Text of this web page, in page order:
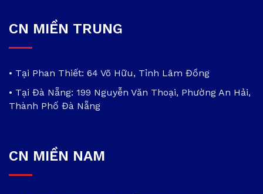
CN MIỀN TRUNG
• Tại Phan Thiết: 64 Võ Hữu, Tỉnh Lâm Đồng
• Tại Đà Nẵng: 199 Nguyễn Văn Thoại, Phường An Hải,
Thành Phố Đà Nẵng
CN MIỀN NAM